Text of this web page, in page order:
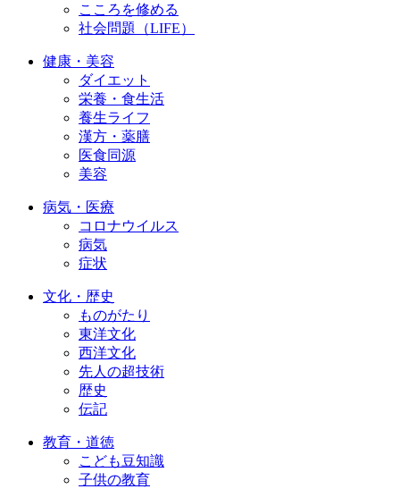
こころを修める
社会問題（LIFE）
健康・美容
ダイエット
栄養・食生活
養生ライフ
漢方・薬膳
医食同源
美容
病気・医療
コロナウイルス
病気
症状
文化・歴史
ものがたり
東洋文化
西洋文化
先人の超技術
歴史
伝記
教育・道徳
こども豆知識
子供の教育